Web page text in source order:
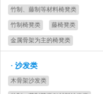
竹制、藤制等材料椅凳类
竹制椅凳类 藤椅凳类
金属骨架为主的椅凳类
· 沙发类
木骨架沙发类